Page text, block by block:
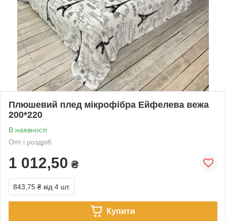
Плюшевий плед мікрофібра Ейфелева вежа
200*220
В наявності
Опт і роздріб
1 012,50 ₴
843,75 ₴ від 4 шт.
Купити